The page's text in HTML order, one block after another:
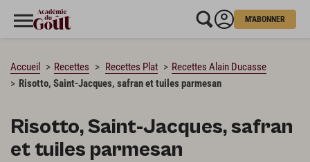
M'ABONNER
Accueil Recettes Recettes Plat
Recettes Alain Ducasse
Risotto, Saint-Jacques, safran et tuiles parmesan
Risotto, Saint-Jacques, safran
et tuiles parmesan
CHARGEMENT…